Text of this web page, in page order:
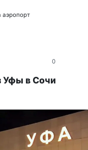
аэропорт
0
Уфы в Сочи